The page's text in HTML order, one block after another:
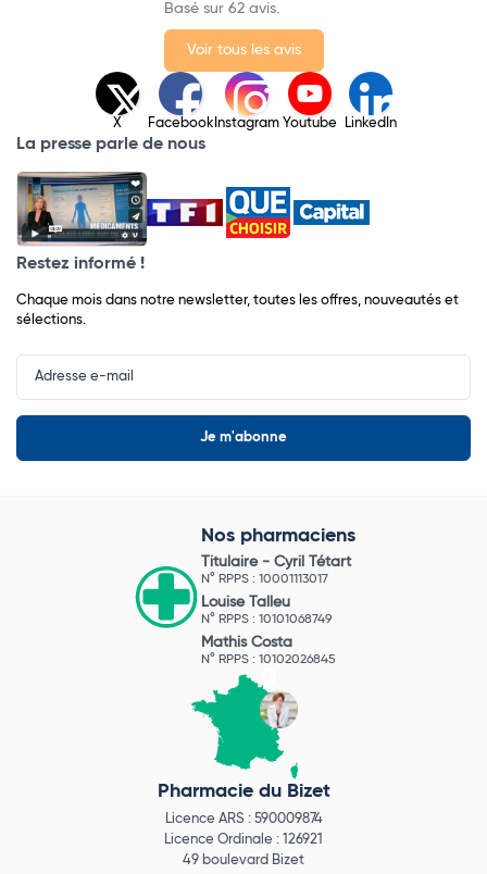
Basé sur 62 avis.
Voir tous les avis
X Facebook Instagram Youtube LinkedIn
La presse parle de nous
Restez informé !
Chaque mois dans notre newsletter, toutes les offres, nouveautés et
sélections.
Input
Newsletter
Nos pharmaciens
Titulaire - Cyril Tétart
N° RPPS : 10001113017
Louise Talleu
N° RPPS : 10101068749
Mathis Costa
N° RPPS : 10102026845
Pharmacie du Bizet
Licence ARS : 590009874
Licence Ordinale : 126921
49 boulevard Bizet